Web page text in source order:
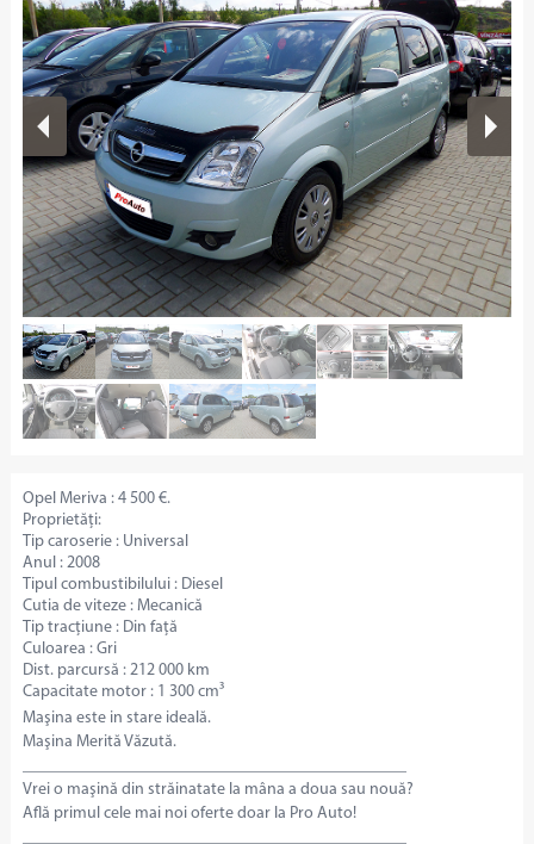
Opel Meriva : 4 500 €.
Proprietăți:
Tip caroserie : Universal
Anul : 2008
Tipul combustibilului : Diesel
Cutia de viteze : Mecanică
Tip tracțiune : Din față
Culoarea : Gri
Dist. parcursă : 212 000 km
Capacitate motor : 1 300 cm³
Maşina este in stare ideală.
Maşina Merită Văzută.
Vrei o maşină din străinatate la mâna a doua sau nouă?
Află primul cele mai noi oferte doar la Pro Auto!